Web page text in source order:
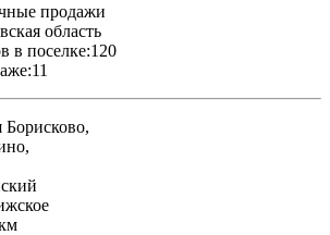
продажи
область
в поселке:120
11
Борисково,